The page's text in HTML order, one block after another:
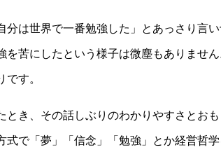
は世界で一番勉強した」とあっさり言い
を苦にしたという様子は微塵もありませ
す。
とき、その話しぶりのわかりやすさとお
式で「夢」「信念」「勉強」とか経営哲